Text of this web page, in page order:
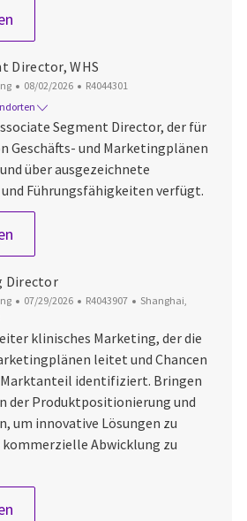
Market Analytics Manager
Director, WHS
Datum der Veröffentlichung
08/02/2026 Job-ID
R4044301
Segment Director, der für
Geschäfts- und Marketingplänen
über ausgezeichnete
Führungsfähigkeiten verfügt.
Associate Segment Director, WHS
Director
Datum der Veröffentlichung
07/29/2026 Job-ID
R4043907 Ort
Shanghai,
klinisches Marketing, der die
leitet und Chancen
Marktanteil identifiziert. Bringen
der Produktpositionierung und
um innovative Lösungen zu
Abwicklung zu
Clinical Marketing Director